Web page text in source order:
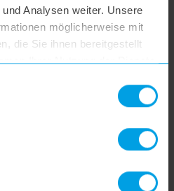
Analysen weiter. Unsere
möglicherweise mit
die Sie ihnen bereitgestellt
Ihrer Nutzung der Dienste
SUCHE